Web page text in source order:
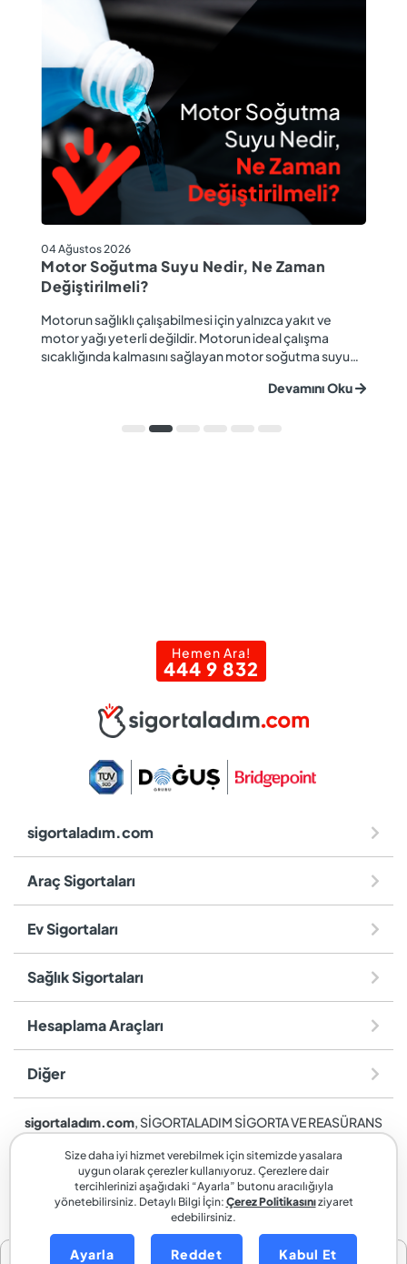
04 Ağustos 2026
Motor Soğutma Suyu Nedir, Ne Zaman
Değiştirilmeli?
Motorun sağlıklı çalışabilmesi için yalnızca yakıt ve
motor yağı yeterli değildir. Motorun ideal çalışma
sıcaklığında kalmasını sağlayan motor soğutma suyu
önem taşır. Düzenli olarak kontrol edilmeyen veya
korozyon, motor arızaları ve yüksek onarım ma...
Devamını Oku
Hemen Ara!
444 9 832
sigortaladım.com
Araç Sigortaları
Ev Sigortaları
Sağlık Sigortaları
Hesaplama Araçları
Diğer
sigortaladım.com, SİGORTALADIM SİGORTA VE REASÜRANS
Size daha iyi hizmet verebilmek için sitemizde yasalara
uygun olarak çerezler kullanıyoruz. Çerezlere dair
tercihlerinizi aşağıdaki “Ayarla” butonu aracılığıyla
yönetebilirsiniz. Detaylı Bilgi İçin: Çerez Politikasınıziyaret
edebilirsiniz.
Ayarla Reddet
Kabul Et